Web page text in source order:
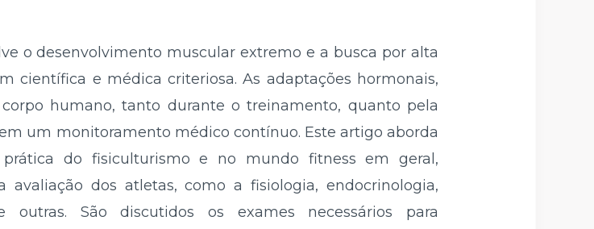
o desenvolvimento muscular extremo e a busca por alta
científica e médica criteriosa. As adaptações hormonais,
humano, tanto durante o treinamento, quanto pela
um monitoramento médico contínuo. Este artigo aborda
do fisiculturismo e no mundo fitness em geral,
dos atletas, como a fisiologia, endocrinologia,
outras. São discutidos os exames necessários para